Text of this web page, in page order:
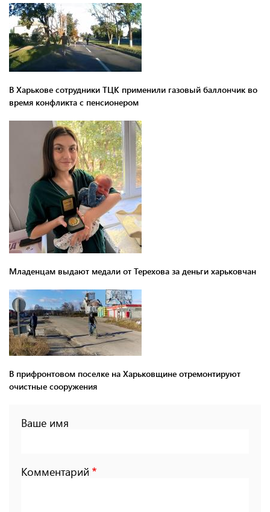
В Харькове сотрудники ТЦК применили газовый баллончик во
время конфликта с пенсионером
Младенцам выдают медали от Терехова за деньги харьковчан
В прифронтовом поселке на Харьковщине отремонтируют
очистные сооружения
Ваше имя
Комментарий